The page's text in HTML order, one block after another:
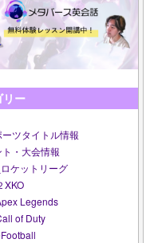
リー
ーツタイトル情報
ト・大会情報
_ロケットリーグ
XKO
Legends
of Duty